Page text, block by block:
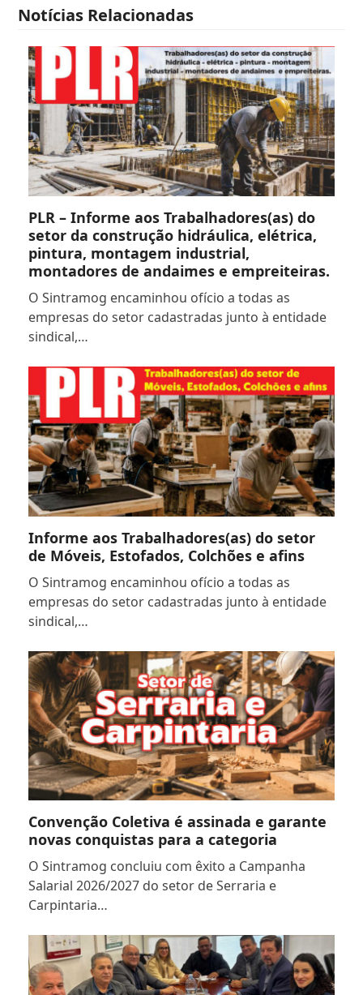
Notícias Relacionadas
PLR – Informe aos Trabalhadores(as) do
setor da construção hidráulica, elétrica,
pintura, montagem industrial,
montadores de andaimes e empreiteiras.
O Sintramog encaminhou ofício a todas as
empresas do setor cadastradas junto à entidade
sindical,…
Informe aos Trabalhadores(as) do setor
de Móveis, Estofados, Colchões e afins
O Sintramog encaminhou ofício a todas as
empresas do setor cadastradas junto à entidade
sindical,…
Convenção Coletiva é assinada e garante
novas conquistas para a categoria
O Sintramog concluiu com êxito a Campanha
Salarial 2026/2027 do setor de Serraria e
Carpintaria…